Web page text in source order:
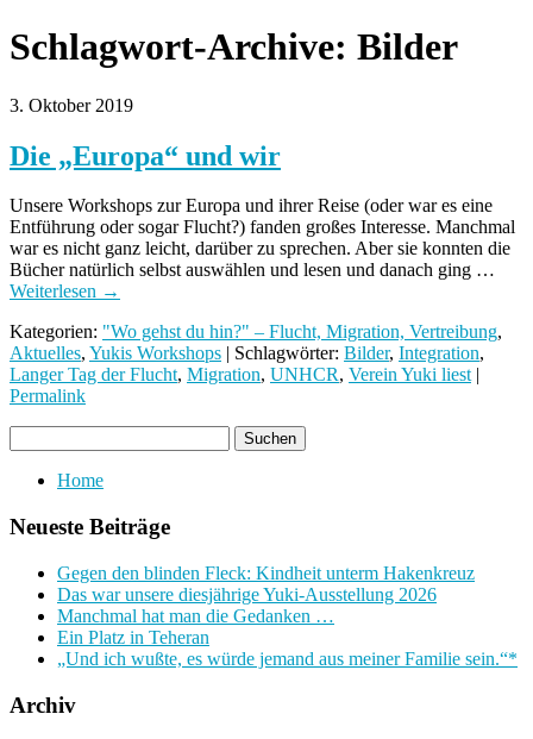
Schlagwort-Archive: Bilder
3. Oktober 2019
Die „Europa“ und wir
Unsere Workshops zur Europa und ihrer Reise (oder war es eine
Entführung oder sogar Flucht?) fanden großes Interesse. Manchmal
war es nicht ganz leicht, darüber zu sprechen. Aber sie konnten die
Bücher natürlich selbst auswählen und lesen und danach ging …
Weiterlesen →
Kategorien: "Wo gehst du hin?" – Flucht, Migration, Vertreibung,
Aktuelles, Yukis Workshops | Schlagwörter: Bilder, Integration,
Langer Tag der Flucht, Migration, UNHCR, Verein Yuki liest|
Permalink
Home
Neueste Beiträge
Gegen den blinden Fleck: Kindheit unterm Hakenkreuz
Das war unsere diesjährige Yuki-Ausstellung 2026
Manchmal hat man die Gedanken …
Ein Platz in Teheran
„Und ich wußte, es würde jemand aus meiner Familie sein.“*
Archiv